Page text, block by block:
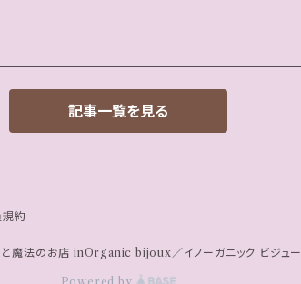
記事一覧を見る
約
魔法のお店 inOrganic bijoux／イノーガニック ビジュー